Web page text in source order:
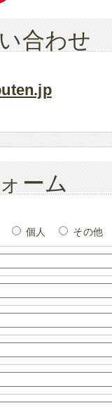
合わせ
ーム
個人 その他